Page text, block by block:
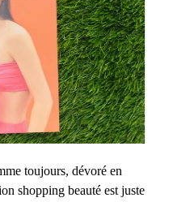
toujours, dévoré en
shopping beauté est juste